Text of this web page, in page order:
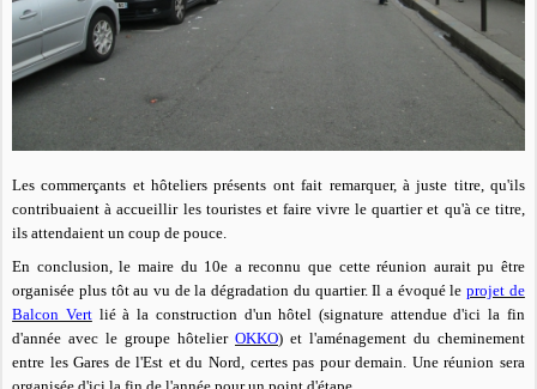
Les commerçants et hôteliers présents ont fait remarquer, à juste titre, qu'ils
contribuaient à accueillir les touristes et faire vivre le quartier et qu'à ce titre,
ils attendaient un coup de pouce.
En conclusion,le maire du 10e a reconnu que cette réunion aurait pu être
organisée plus tôt au vu de la dégradation du quartier. Il a évoqué le projet de
Balcon Vert lié à la construction d'un hôtel (signature attendue d'ici la fin
d'année avec le groupe hôtelier OKKO) et l'aménagement du cheminement
entre les Gares de l'Est et du Nord, certes pas pour demain. Une réunion sera